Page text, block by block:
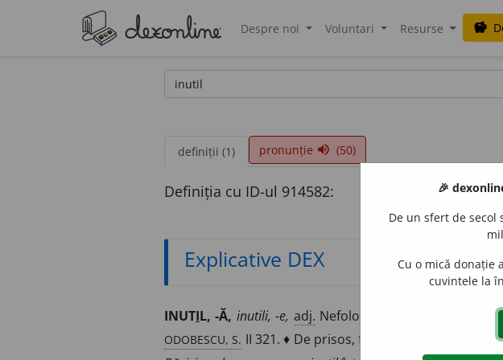
Despre noi Voluntari Resurse savings
definiții (1) pronunție volume_up (50)
Definiția cu ID-ul 914582:
Explicative DEX
INUTIL, -Ă, inutili, -e, adj. Nefolositor, netrebuincios.
ODOBESCU, S. II 321. ♦ De prisos, fără rost, zadarnic.
🎉
De un sfert de
Cu o mică donație
cuvintele la